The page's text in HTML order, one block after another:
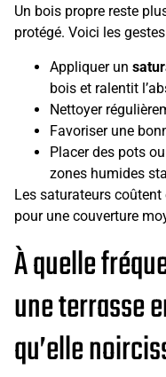
Un bois propre reste
protégé. Voici les
Appliquer un
bois et ralentit
Nettoyer
Favoriser une
Placer des pots
zones humides
Les saturateurs
pour une couverture
À quelle
une terrasse
qu’elle